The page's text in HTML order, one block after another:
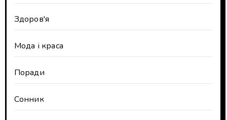
Здоров'я
Мода і краса
Поради
Сонник